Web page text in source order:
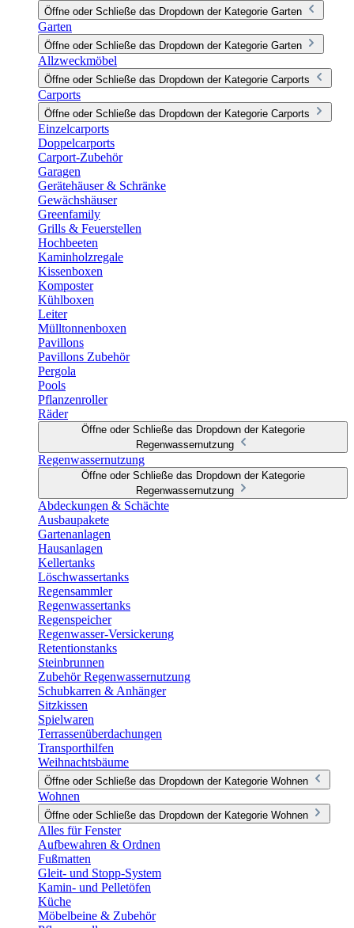
Öffne oder Schließe das Dropdown der Kategorie Garten
Garten
Öffne oder Schließe das Dropdown der Kategorie Garten
Allzweckmöbel
Öffne oder Schließe das Dropdown der Kategorie Carports
Carports
Öffne oder Schließe das Dropdown der Kategorie Carports
Einzelcarports
Doppelcarports
Carport-Zubehör
Garagen
Gerätehäuser & Schränke
Gewächshäuser
Greenfamily
Grills & Feuerstellen
Hochbeeten
Kaminholzregale
Kissenboxen
Komposter
Kühlboxen
Leiter
Mülltonnenboxen
Pavillons
Pavillons Zubehör
Pergola
Pools
Pflanzenroller
Räder
Öffne oder Schließe das Dropdown der Kategorie
Regenwassernutzung
Regenwassernutzung
Öffne oder Schließe das Dropdown der Kategorie
Regenwassernutzung
Abdeckungen & Schächte
Ausbaupakete
Gartenanlagen
Hausanlagen
Kellertanks
Löschwassertanks
Regensammler
Regenwassertanks
Regenspeicher
Regenwasser-Versickerung
Retentionstanks
Steinbrunnen
Zubehör Regenwassernutzung
Schubkarren & Anhänger
Sitzkissen
Spielwaren
Terrassenüberdachungen
Transporthilfen
Weihnachtsbäume
Öffne oder Schließe das Dropdown der Kategorie Wohnen
Wohnen
Öffne oder Schließe das Dropdown der Kategorie Wohnen
Alles für Fenster
Aufbewahren & Ordnen
Fußmatten
Gleit- und Stopp-System
Kamin- und Pelletöfen
Küche
Möbelbeine & Zubehör